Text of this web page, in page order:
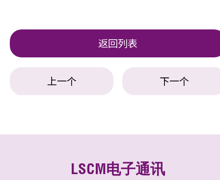
返回列表
上一个 下一个
LSCM电子通讯